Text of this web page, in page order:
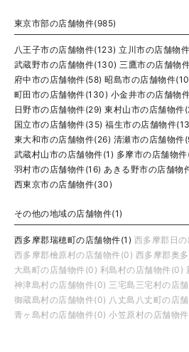
東京市部の店舗物件(985)
八王子市の店舗物件(123) 立川市の店舗物
武蔵野市の店舗物件(130) 三鷹市の店舗物
府中市の店舗物件(58) 昭島市の店舗物件
町田市の店舗物件(130) 小金井市の店舗物
日野市の店舗物件(29) 東村山市の店舗物件
国立市の店舗物件(35) 福生市の店舗物件
東大和市の店舗物件(26) 清瀬市の店舗物件
武蔵村山市の店舗物件(1) 多摩市の店舗物
羽村市の店舗物件(16) あきる野市の店舗物
西東京市の店舗物件(30)
その他の地域の店舗物件(1)
西多摩郡瑞穂町の店舗物件(1) 西多摩郡日
西多摩郡檜原村の店舗物件(0) 西多摩郡奥
大島町の店舗物件(0) 利島村の店舗物件(0)
神津島村の店舗物件(0) 三宅島三宅村の店
御蔵島村の店舗物件(0) 八丈島八丈町の店
青ヶ島村の店舗物件(0) 小笠原村の店舗物